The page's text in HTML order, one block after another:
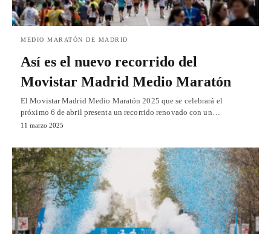
MEDIO MARATÓN DE MADRID
Así es el nuevo recorrido del
Movistar Madrid Medio Maratón
El Movistar Madrid Medio Maratón 2025 que se celebrará el
próximo 6 de abril presenta un recorrido renovado con un…
11 marzo 2025